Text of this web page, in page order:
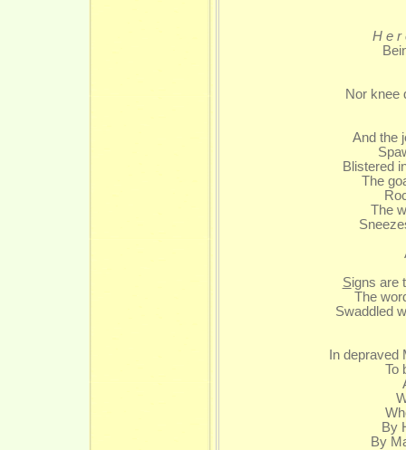
Nor knee
And the
Blistered
The
The
Signs are
The
Swaddled
In
To
By
By